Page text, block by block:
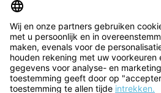
Klantenservice